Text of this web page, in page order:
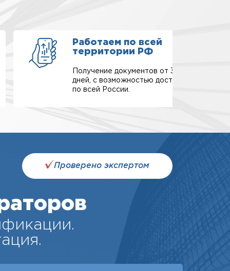
Работаем по всей
территории РФ
Получение документов от 3-х
дней, с возможностью доставки
по всей России.
Проверено экспертом